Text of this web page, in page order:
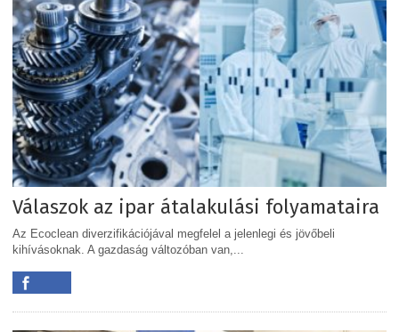
Válaszok az ipar átalakulási folyamataira
Az Ecoclean diverzifikációjával megfelel a jelenlegi és jövőbeli
kihívásoknak. A gazdaság változóban van,...